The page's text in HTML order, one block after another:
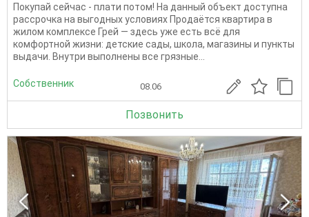
Покупай сейчас - плати потом! На данный объект доступна
рассрочка на выгодных условиях Продаётся квартира в
жилом комплексе Грей — здесь уже есть всё для
комфортной жизни: детские сады, школа, магазины и пункты
выдачи. Внутри выполнены все грязные...
Собственник 08.06
Позвонить